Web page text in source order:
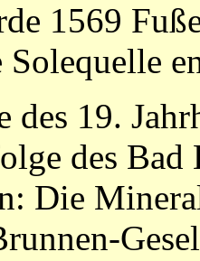
1569
Solequelle
des 19.
des
Die